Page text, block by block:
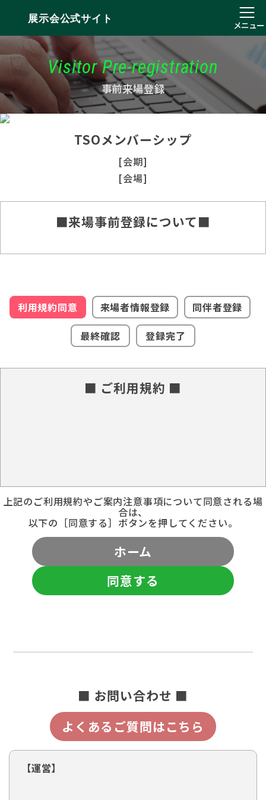
展示会公式サイト
メニュー
Visitor Pre-registration
事前来場登録
TSOメンバーシップ
[会期]
[会場]
■来場事前登録について■
利用規約同意 来場者情報登録
同伴者登録
最終確認
登録完了
■ ご利用規約 ■
上記のご利用規約やご案内注意事項について同意される場
合は、
以下の［同意する］ボタンを押してください。
ホーム
同意する
■ お問い合わせ ■
よくあるご質問はこちら
【運営】